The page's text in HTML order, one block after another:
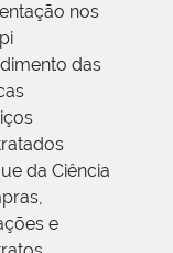
nos
das
da Ciência
e